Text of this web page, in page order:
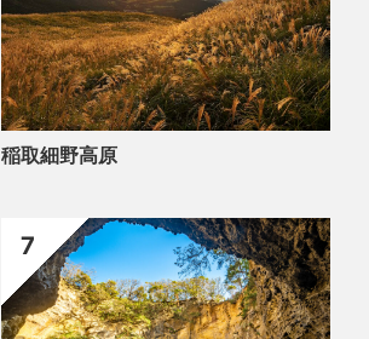
稲取細野高原
7